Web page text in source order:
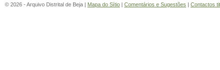
© 2026 - Arquivo Distrital de Beja | Mapa do Sítio | Comentários e Sugestões | Contactos